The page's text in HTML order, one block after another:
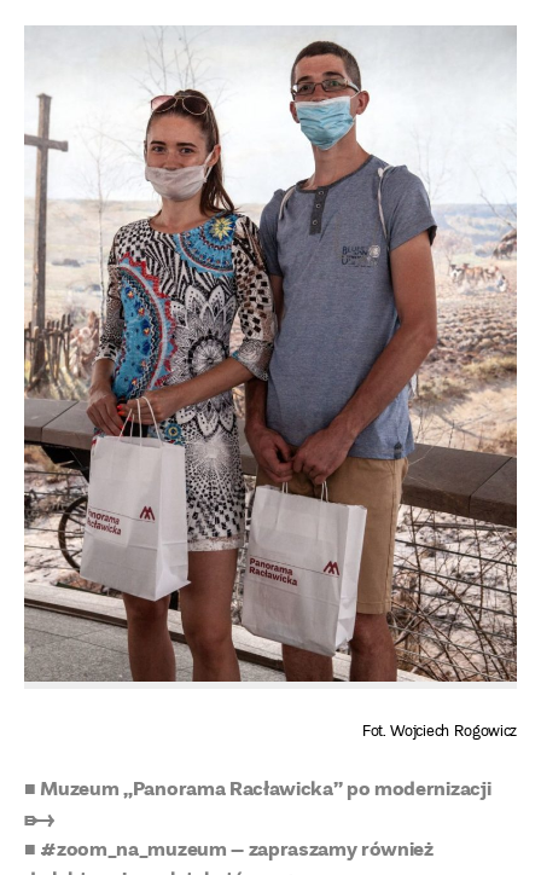
Fot. Wojciech Rogowicz
■ Muzeum „Panorama Racławicka” po modernizacji
➸
■ #zoom_na_muzeum – zapraszamy również